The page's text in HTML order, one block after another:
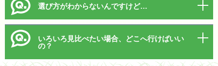
選び方がわからないんですけど…
いろいろ見比べたい場合、どこへ行けばいい
の？